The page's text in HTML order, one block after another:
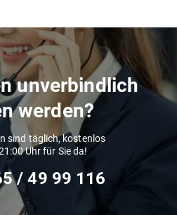
unverbindlich
werden?
sind täglich, kostenlos
Uhr für Sie da!
/ 49 ‌99 116